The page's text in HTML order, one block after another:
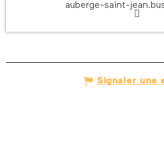
auberge-saint-
Signaler une